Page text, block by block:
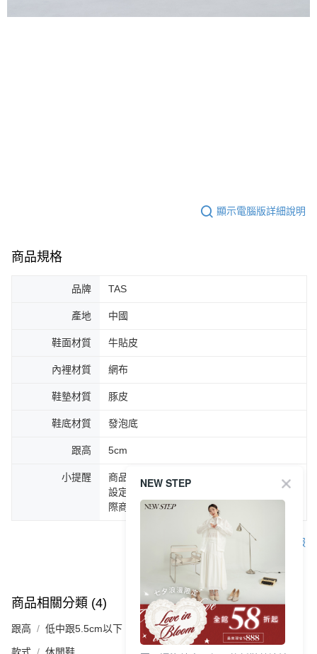
顯示電腦版詳細說明
商品規格
品牌 TAS
產地 中國
鞋面材質 牛貼皮
內裡材質 網布
鞋墊材質 豚皮
鞋底材質 發泡底
跟高 5cm
小提醒
商品圖片顏色會因拍攝燈光環境或個人螢幕
設定不同，而造成部份色差現象，顏色以實
際商品為主。
客服
商品相關分類 (4) 查看全部
跟高 低中跟5.5cm以下
NEW STEP